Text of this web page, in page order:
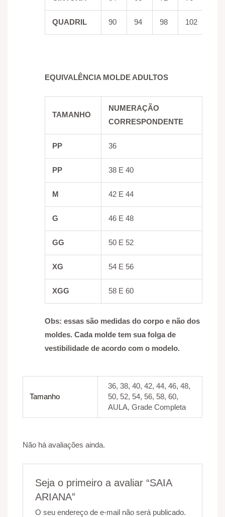
QUADRIL 90 94 98 102
EQUIVALÊNCIA MOLDE ADULTOS
TAMANHO
NUMERAÇÃO
CORRESPONDENTE
PP 36
PP 38 E 40
M 42 E 44
G 46 E 48
GG 50 E 52
XG 54 E 56
XGG 58 E 60
Obs: essas são medidas do corpo e não dos
moldes. Cada molde tem sua folga de
vestibilidade de acordo com o modelo.
Tamanho
36, 38, 40, 42, 44, 46, 48,
50, 52, 54, 56, 58, 60,
AULA, Grade Completa
Não há avaliações ainda.
Seja o primeiro a avaliar “SAIA
ARIANA”
O seu endereço de e-mail não será publicado.